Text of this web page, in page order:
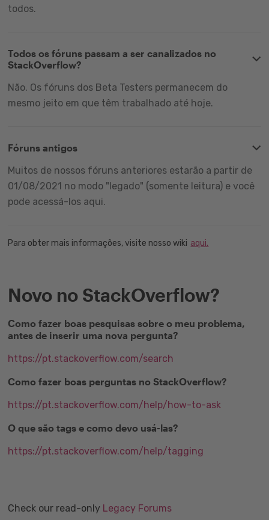
todos.
Todos os fóruns passam a ser canalizados no
StackOverflow?
Não. Os fóruns dos Beta Testers permanecem do
mesmo jeito em que têm trabalhado até hoje.
Fóruns antigos
Muitos de nossos fóruns anteriores estarão a partir de
01/08/2021 no modo "legado" (somente leitura) e você
pode acessá-los aqui.
Para obter mais informações, visite nosso wiki aqui.
Novo no StackOverflow?
Como fazer boas pesquisas sobre o meu problema,
antes de inserir uma nova pergunta?
https://pt.stackoverflow.com/search
Como fazer boas perguntas no StackOverflow?
https://pt.stackoverflow.com/help/how-to-ask
O que são tags e como devo usá-las?
https://pt.stackoverflow.com/help/tagging
Check our read-only Legacy Forums